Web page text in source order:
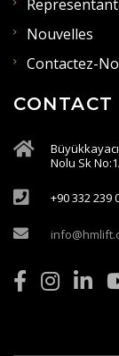
Nouvelles
Contactez-
CONTACT
Nolu Sk
+90 332 239